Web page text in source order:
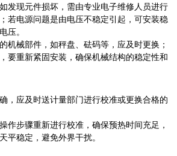
发现元件损坏，需由专业电子维修人员进行
若电源问题是由电压不稳定引起，可安装稳
压。
机械部件，如秤盘、砝码等，应及时更换；
要重新紧固安装，确保机械结构的稳定性和
，应及时送计量部门进行校准或更换合格的
作步骤重新进行校准，确保预热时间充足，
平稳定，避免外界干扰。